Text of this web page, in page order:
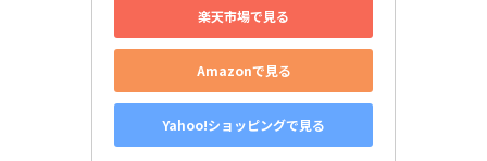
楽天市場で見る
Amazonで見る
Yahoo!ショッピングで見る